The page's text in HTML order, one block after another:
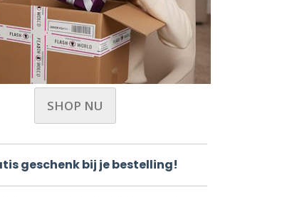
SHOP NU
geschenk bij je bestelling!